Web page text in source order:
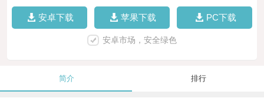
安卓下载 苹果下载 PC下载
安卓市场，安全绿色
简介 排行